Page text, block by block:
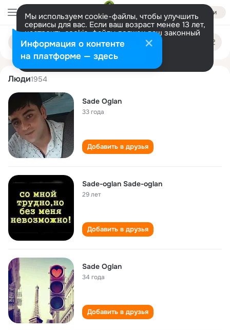
Войти
Мы используем cookie-файлы, чтобы улучшить
сервисы для вас. Если ваш возраст менее 13 лет,
настроить cookie-файлы должен ваш законный
представитель. Больше информации
Разрешить все Настроить
Поиск
людям
sade oglan
Люди1954
Sade Oglan
33 года
Добавить в друзья
Sade-oglan Sade-oglan
29 лет
Добавить в друзья
Sade Oglan
34 года
Добавить в друзья
Информация о контенте
на платформе — здесь